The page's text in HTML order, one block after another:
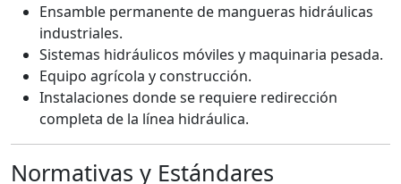
Ensamble permanente de mangueras hidráulicas
industriales.
Sistemas hidráulicos móviles y maquinaria pesada.
Equipo agrícola y construcción.
Instalaciones donde se requiere redirección
completa de la línea hidráulica.
Normativas y Estándares